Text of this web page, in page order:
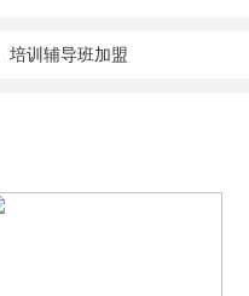
培训辅导班加盟